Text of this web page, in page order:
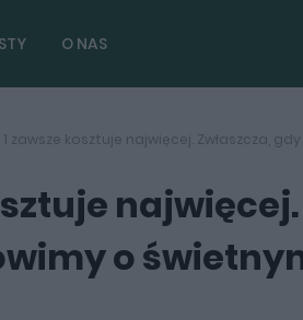
O NAS
1 zawsze kosztuje najwięcej. Zwłaszcza,
najwięcej.
o